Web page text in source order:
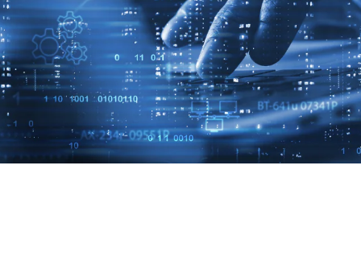
ROZWIĄZANIA BRANŻOWE
REALIZACJE
AKTUALNOŚCI